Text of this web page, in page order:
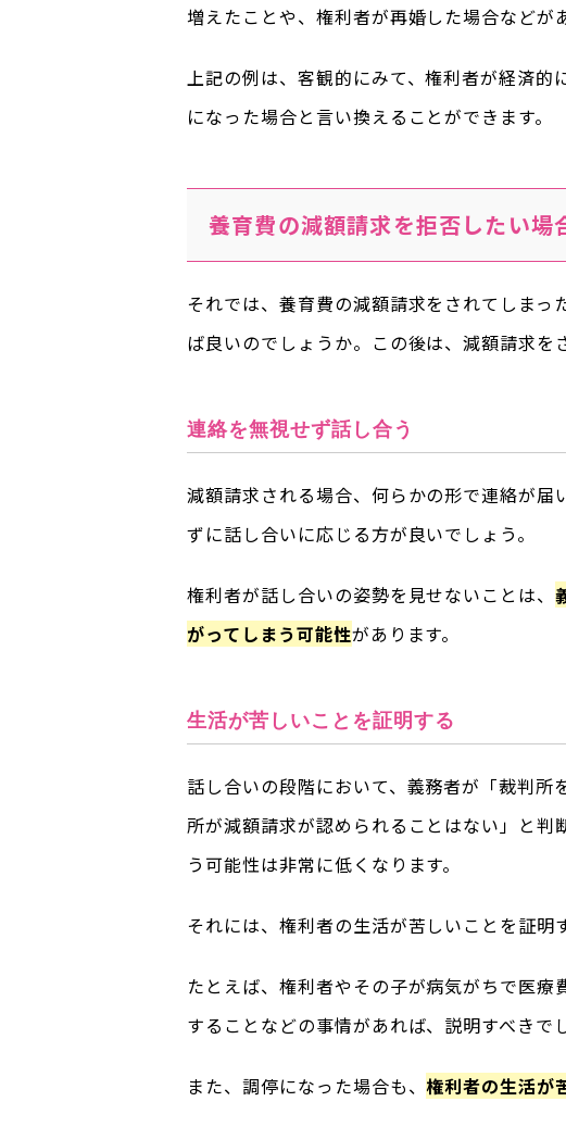
増えたことや、権利者が再婚した場合などが
上記の例は、客観的にみて、権利者が経済
になった場合と言い換えることができます。
養育費の減額請求を拒否したい場
それでは、養育費の減額請求をされてしま
ば良いのでしょうか。この後は、減額請求を
連絡を無視せず話し合う
減額請求される場合、何らかの形で連絡が
ずに話し合いに応じる方が良いでしょう。
権利者が話し合いの姿勢を見せないことは、
がってしまう可能性があります。
生活が苦しいことを証明する
話し合いの段階において、義務者が「裁判
所が減額請求が認められることはない」と
う可能性は非常に低くなります。
それには、権利者の生活が苦しいことを証明
たとえば、権利者やその子が病気がちで医
することなどの事情があれば、説明すべきで
また、調停になった場合も、権利者の生活が